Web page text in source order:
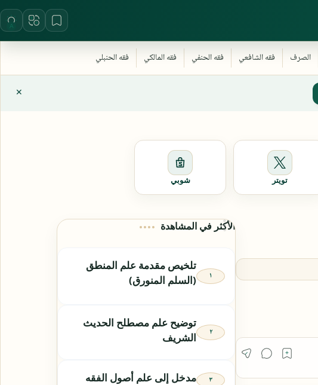
تويتر شوبي
الأكثر في المشاهدة
تلخيص مقدمة علم المنطق
(السلم المنورق)
توضيح علم مصطلح الحديث
الشريف
مدخل إلى علم أصول الفقه